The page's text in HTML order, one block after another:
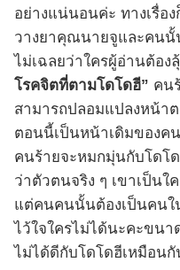
อย่างแน่นอนค่ะ ทางเรื่อ
วางยาคุณนายจูและคนนั้
ไม่เฉลยว่าใครผู้อ่านต้อง
โรคจิตที่ตามโดโดฮี” คน
สามารถปลอมแปลงหน้า
ตอนนี้เป็นหน้าเดิมของค
คนร้ายจะหมกมุ่นกับโดโ
ว่าตัวตนจริง ๆ เขาเป็นใ
แต่คนคนนั้นต้องเป็นคนใ
ไว้ใจใครไม่ได้นะคะขนา
ไม่ได้ดีกับโดโดฮีเหมือนกั